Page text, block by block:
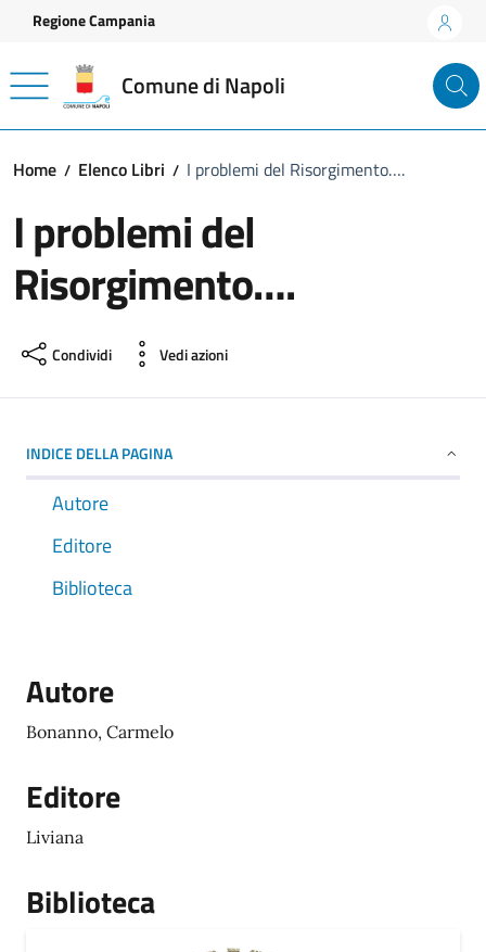
Vai ai contenuti
Vai al footer
Regione Campania
Comune di Napoli
Home Elenco Libri I problemi del Risorgimento….
I problemi del
Risorgimento….
Condividi Vedi azioni
INDICE DELLA PAGINA
Autore
Editore
Biblioteca
Autore
Bonanno, Carmelo
Editore
Liviana
Biblioteca